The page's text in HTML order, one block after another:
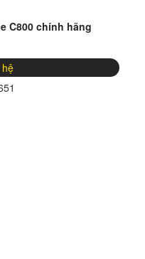
C800 chính hãng